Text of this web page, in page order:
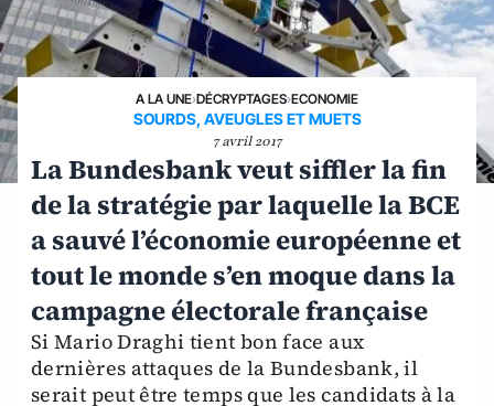
A LA UNE›DÉCRYPTAGES›ECONOMIE
​SOURDS, AVEUGLES ET MUETS
7 avril 2017
​La Bundesbank veut siffler la fin
de la stratégie par laquelle la BCE
a sauvé l’économie européenne et
tout le monde s’en moque dans la
campagne électorale française
Si Mario Draghi tient bon face aux
dernières attaques de la Bundesbank, il
serait peut être temps que les candidats à la